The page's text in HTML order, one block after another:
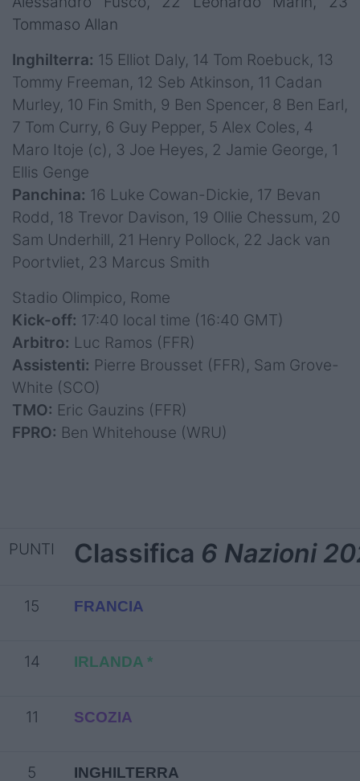
Tommaso Allan
Inghilterra: 15 Elliot Daly, 14 Tom Roebuck, 13
Tommy Freeman, 12 Seb Atkinson, 11 Cadan
Murley, 10 Fin Smith, 9 Ben Spencer, 8 Ben Earl,
7 Tom Curry, 6 Guy Pepper, 5 Alex Coles, 4
Maro Itoje (c), 3 Joe Heyes, 2 Jamie George, 1
Ellis Genge
Panchina: 16 Luke Cowan-Dickie, 17 Bevan
Rodd, 18 Trevor Davison, 19 Ollie Chessum, 20
Sam Underhill, 21 Henry Pollock, 22 Jack van
Poortvliet, 23 Marcus Smith
Stadio Olimpico, Rome
Kick-off: 17:40 local time (16:40 GMT)
Arbitro: Luc Ramos (FFR)
Assistenti: Pierre Brousset (FFR), Sam Grove-
White (SCO)
TMO: Eric Gauzins (FFR)
FPRO: Ben Whitehouse (WRU)
PUNTI Classifica 6 Nazioni
15 FRANCIA
14 IRLANDA *
11 SCOZIA
5 INGHILTERRA